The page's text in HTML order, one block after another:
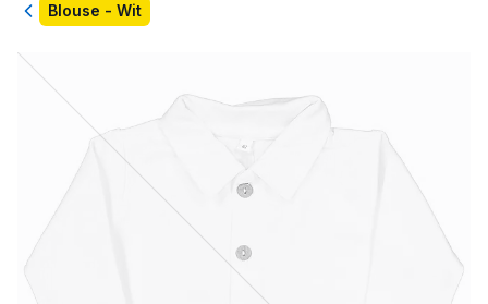
TerugBlouse - Wit